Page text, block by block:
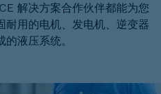
解决方案合作伙伴都能为您
耐用的电机、发电机、逆变器
液压系统。